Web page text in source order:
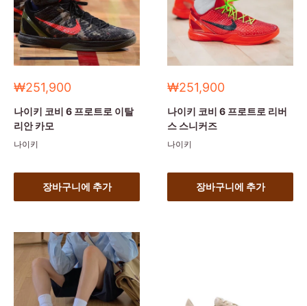
세
가
₩251,900
나이키 코비 6 프로트로 이탈
리안 카모
나이키
장바구니에 추가
세
가
₩251,900
나이키 코비 6 프로트로 리버
스 스니커즈
나이키
장바구니에 추가